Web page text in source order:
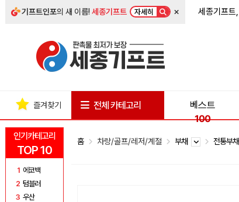
기프트인포의 새 이름!세종기프트 자세히 × 세종기프트,
인기카테고리
TOP 10
1 에코백
2 텀블러
3 우산
즐겨찾기 전체 카테고리
베스트
100
홈 차량/골프/레저/계절 부채 전통부채